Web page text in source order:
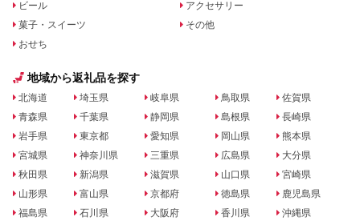
ビール
菓子・スイーツ
おせち
アクセサリー
その他
地域から返礼品を探す
北海道
青森県
岩手県
宮城県
秋田県
山形県
福島県
埼玉県
千葉県
東京都
神奈川県
新潟県
富山県
石川県
岐阜県
静岡県
愛知県
三重県
滋賀県
京都府
大阪府
鳥取県
島根県
岡山県
広島県
山口県
徳島県
香川県
佐賀県
長崎県
熊本県
大分県
宮崎県
鹿児島県
沖縄県